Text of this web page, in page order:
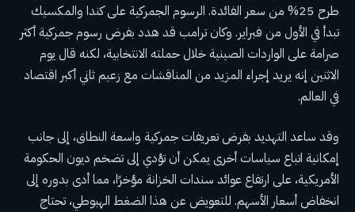
طرح 25% من سعر الفائدة.
الرسوم الجمركية على كندا والمكسيك
تبدأ في الأول من فبراير. وكان ترامب قد هدد بفرض رسوم جمركية أكثر
صرامة على الواردات الصينية خلال حملته الانتخابية، لكنه قال يوم
الاثنين إنه يريد إجراء المزيد من المناقشات مع زعيم ثاني أكبر اقتصاد
في العالم.
وقد ساعد التهديد بفرض تعريفات جمركية واسعة النطاق، إلى جانب
إمكانية اتباع سياسات أخرى يمكن أن تؤدي إلى تضخم ديون الحكومة
الأمريكية، على ارتفاع عوائد سندات الخزانة مؤخرًا، مما أدى بدوره إلى
انخفاض أسعار الأسهم. للتعويض عن هذا الضغط الهبوطي، تحتاج